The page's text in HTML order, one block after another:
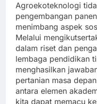
Agroekoteknologi
pengembangan
menimbang aspek
Melalui
dalam riset dan
lembaga pendidikan
menghasilkan
pertanian masa
antara elemen
kita dapat memacu